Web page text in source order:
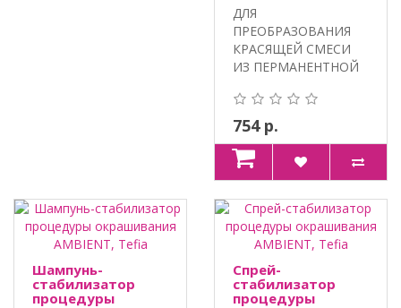
ДЛЯ
ПРЕОБРАЗОВАНИЯ
КРАСЯЩЕЙ СМЕСИ
ИЗ ПЕРМАНЕНТНОЙ
ПОЛУПЕРМАНЕНТНУЮ.
100% VEGA..
754 р.
Шампунь-
стабилизатор
процедуры
Спрей-
стабилизатор
процедуры